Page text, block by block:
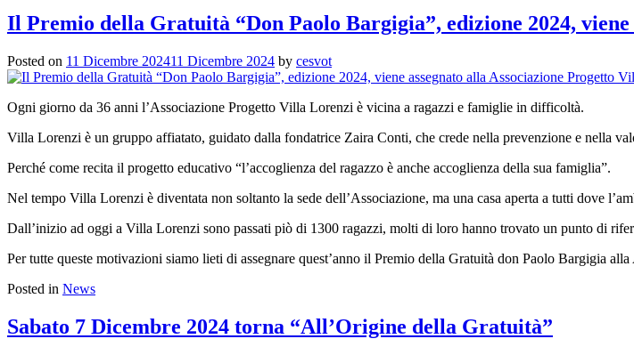
Il Premio della Gratuità “Don Paolo Bargigia”, edizione 2024,
Posted on 11 Dicembre 202411 Dicembre 2024 by cesvot
Ogni giorno da 36 anni l’Associazione Progetto Villa Lorenzi è vicina a ragazzi e famiglie in difficoltà.
Villa Lorenzi è un gruppo affiatato, guidato dalla fondatrice Zaira Conti, che crede nella prevenzione e nella
Perché come recita il progetto educativo “l’accoglienza del ragazzo è anche accoglienza della sua famiglia”.
Nel tempo Villa Lorenzi è diventata non soltanto la sede dell’Associazione, ma una casa aperta a tutti dove
Dall’inizio ad oggi a Villa Lorenzi sono passati piò di 1300 ragazzi, molti di loro hanno trovato un punto di
Per tutte queste motivazioni siamo lieti di assegnare quest’anno il Premio della Gratuità don Paolo Bargigia
Posted in News
Sabato 7 Dicembre 2024 torna “All’Origine della Gratuità”